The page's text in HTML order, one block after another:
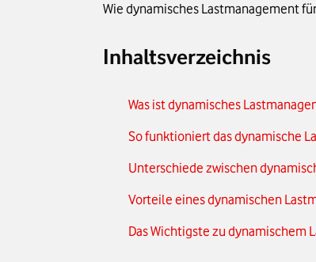
Wie dynamisches Lastmanagement
Inhaltsverzeichnis
Was ist dynamisches
So funktioniert das dynamische
Unterschiede zwischen
Vorteile eines dynamischen
Das Wichtigste zu dynamischem